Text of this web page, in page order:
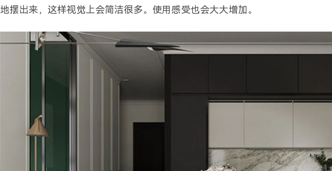
地摆出来，这样视觉上会简洁很多。使用感受也会大大增加。